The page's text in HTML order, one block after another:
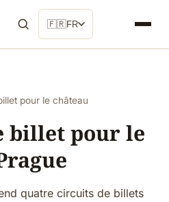
🇫🇷FR
pour le château
billet pour le
quatre circuits de billets